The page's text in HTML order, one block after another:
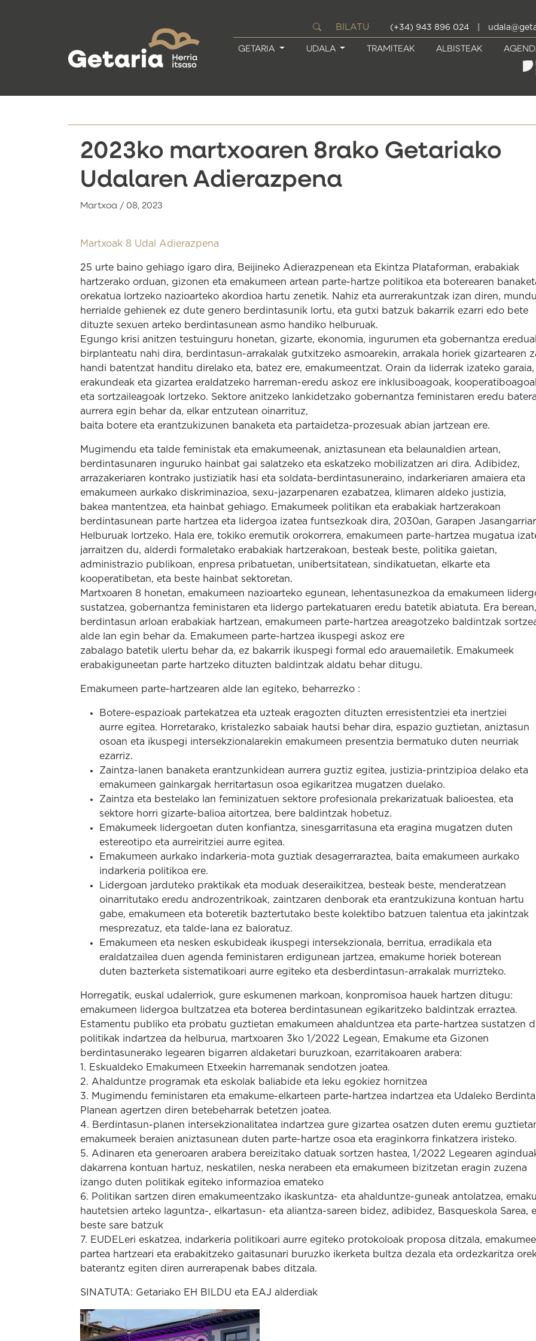
BILATU (+34) 943 896 024
GETARIA UDALA TRAMITEAK ALBISTEAK
2023ko martxoaren 8rako Getariako
Udalaren Adierazpena
Martxoa / 08, 2023
Martxoak 8 Udal Adierazpena
25 urte baino gehiago igaro dira, Beijineko Adierazpenean eta Ekintza Plataforman, erabakiak
hartzerako orduan, gizonen eta emakumeen artean parte-hartze politikoa eta boterearen
orekatua lortzeko nazioarteko akordioa hartu zenetik. Nahiz eta aurrerakuntzak izan diren,
herrialde gehienek ez dute genero berdintasunik lortu, eta gutxi batzuk bakarrik ezarri edo bete
dituzte sexuen arteko berdintasunean asmo handiko helburuak.
Egungo krisi anitzen testuinguru honetan, gizarte, ekonomia, ingurumen eta gobernantza
birplanteatu nahi dira, berdintasun-arrakalak gutxitzeko asmoarekin, arrakala horiek gizartearen
handi batentzat handitu direlako eta, batez ere, emakumeentzat. Orain da liderrak izateko garaia,
erakundeak eta gizartea eraldatzeko harreman-eredu askoz ere inklusiboagoak,
eta sortzaileagoak lortzeko. Sektore anitzeko lankidetzako gobernantza feministaren eredu
aurrera egin behar da, elkar entzutean oinarrituz,
baita botere eta erantzukizunen banaketa eta partaidetza-prozesuak abian jartzean ere.
Mugimendu eta talde feministak eta emakumeenak, aniztasunean eta belaunaldien artean,
berdintasunaren inguruko hainbat gai salatzeko eta eskatzeko mobilizatzen ari dira. Adibidez,
arrazakeriaren kontrako justiziatik hasi eta soldata-berdintasuneraino, indarkeriaren amaiera eta
emakumeen aurkako diskriminazioa, sexu-jazarpenaren ezabatzea, klimaren aldeko justizia,
bakea mantentzea, eta hainbat gehiago. Emakumeek politikan eta erabakiak hartzerakoan
berdintasunean parte hartzea eta lidergoa izatea funtsezkoak dira, 2030an, Garapen
Helburuak lortzeko. Hala ere, tokiko eremutik orokorrera, emakumeen parte-hartzea mugatua
jarraitzen du, alderdi formaletako erabakiak hartzerakoan, besteak beste, politika gaietan,
administrazio publikoan, enpresa pribatuetan, unibertsitatean, sindikatuetan, elkarte eta
kooperatibetan, eta beste hainbat sektoretan.
Martxoaren 8 honetan, emakumeen nazioarteko egunean, lehentasunezkoa da emakumeen
sustatzea, gobernantza feministaren eta lidergo partekatuaren eredu batetik abiatuta. Era berean,
berdintasun arloan erabakiak hartzean, emakumeen parte-hartzea areagotzeko baldintzak
alde lan egin behar da. Emakumeen parte-hartzea ikuspegi askoz ere
zabalago batetik ulertu behar da, ez bakarrik ikuspegi formal edo arauemailetik. Emakumeek
erabakiguneetan parte hartzeko dituzten baldintzak aldatu behar ditugu.
Emakumeen parte-hartzearen alde lan egiteko, beharrezko :
Botere-espazioak partekatzea eta uzteak eragozten dituzten erresistentziei eta inertziei
aurre egitea. Horretarako, kristalezko sabaiak hautsi behar dira, espazio guztietan, aniztasun
osoan eta ikuspegi intersekzionalarekin emakumeen presentzia bermatuko duten neurriak
ezarriz.
Zaintza-lanen banaketa erantzunkidean aurrera guztiz egitea, justizia-printzipioa delako eta
emakumeen gainkargak herritartasun osoa egikaritzea mugatzen duelako.
Zaintza eta bestelako lan feminizatuen sektore profesionala prekarizatuak balioestea, eta
sektore horri gizarte-balioa aitortzea, bere baldintzak hobetuz.
Emakumeek lidergoetan duten konfiantza, sinesgarritasuna eta eragina mugatzen duten
estereotipo eta aurreiritziei aurre egitea.
Emakumeen aurkako indarkeria-mota guztiak desagerraraztea, baita emakumeen aurkako
indarkeria politikoa ere.
Lidergoan jarduteko praktikak eta moduak deseraikitzea, besteak beste, menderatzean
oinarritutako eredu androzentrikoak, zaintzaren denborak eta erantzukizuna kontuan hartu
gabe, emakumeen eta boteretik baztertutako beste kolektibo batzuen talentua eta jakintzak
mesprezatuz, eta talde-lana ez baloratuz.
Emakumeen eta nesken eskubideak ikuspegi intersekzionala, berritua, erradikala eta
eraldatzailea duen agenda feministaren erdigunean jartzea, emakume horiek boterean
duten bazterketa sistematikoari aurre egiteko eta desberdintasun-arrakalak murrizteko.
Horregatik, euskal udalerriok, gure eskumenen markoan, konpromisoa hauek hartzen ditugu:
emakumeen lidergoa bultzatzea eta boterea berdintasunean egikaritzeko baldintzak erraztea.
Estamentu publiko eta probatu guztietan emakumeen ahalduntzea eta parte-hartzea sustatzen
politikak indartzea da helburua, martxoaren 3ko 1/2022 Legean, Emakume eta Gizonen
berdintasunerako legearen bigarren aldaketari buruzkoan, ezarritakoaren arabera:
1. Eskualdeko Emakumeen Etxeekin harremanak sendotzen joatea.
2. Ahalduntze programak eta eskolak baliabide eta leku egokiez hornitzea
3. Mugimendu feministaren eta emakume-elkarteen parte-hartzea indartzea eta Udaleko
Planean agertzen diren betebeharrak betetzen joatea.
4. Berdintasun-planen intersekzionalitatea indartzea gure gizartea osatzen duten eremu
emakumeek beraien aniztasunean duten parte-hartze osoa eta eraginkorra finkatzera iristeko.
5. Adinaren eta generoaren arabera bereizitako datuak sortzen hastea, 1/2022 Legearen
dakarrena kontuan hartuz, neskatilen, neska nerabeen eta emakumeen bizitzetan eragin zuzena
izango duten politikak egiteko informazioa emateko
6. Politikan sartzen diren emakumeentzako ikaskuntza- eta ahalduntze-guneak antolatzea,
hautetsien arteko laguntza-, elkartasun- eta aliantza-sareen bidez, adibidez, Basqueskola Sarea,
beste sare batzuk
7. EUDELeri eskatzea, indarkeria politikoari aurre egiteko protokoloak proposa ditzala,
partea hartzeari eta erabakitzeko gaitasunari buruzko ikerketa bultza dezala eta ordezkaritza
baterantz egiten diren aurrerapenak babes ditzala.
SINATUTA: Getariako EH BILDU eta EAJ alderdiak